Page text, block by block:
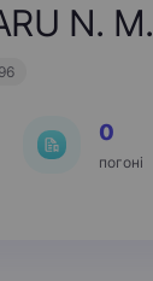
N. M.
0
погоні